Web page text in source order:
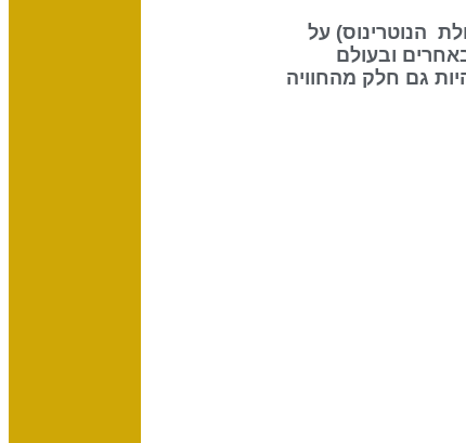
שיש לשמש (70% מפעולת הנוטרינוס) על
ובעולם
גם חלק מהחוויה